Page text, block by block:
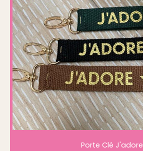
Porte Clé J'adore